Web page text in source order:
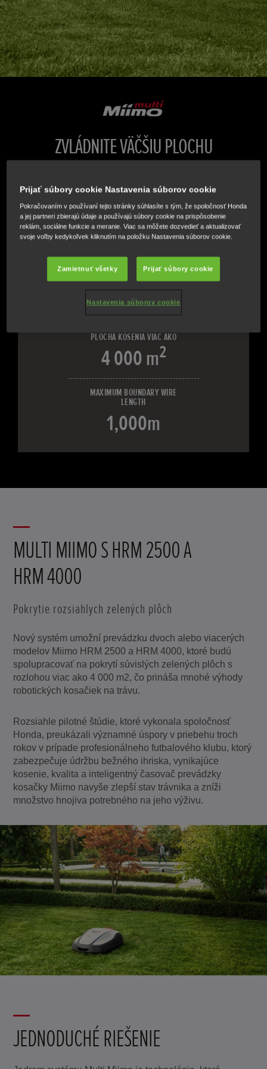
ZVLÁDNITE VÄČŠIU PLOCHU
spolupracovať pri spravovaní veľkých plôch trávy, ako sú
športové ihriská, parky a priestranné záhrady.
KOMPATIBILITA MODELOV
Miimo 2500 a
Miimo 4000
PLOCHA KOSENIA VIAC AKO
4 000 m2
MAXIMUM BOUNDARY WIRE
LENGTH
1,000m
MULTI MIIMO S HRM 2500 A
HRM 4000
Pokrytie rozsiahlych zelených plôch
Nový systém umožní prevádzku dvoch alebo viacerých
modelov Miimo HRM 2500 a HRM 4000, ktoré budú
spolupracovať na pokrytí súvislých zelených plôch s
rozlohou viac ako 4 000 m2, čo prináša mnohé výhody
robotických kosačiek na trávu.
Rozsiahle pilotné štúdie, ktoré vykonala spoločnosť
Honda, preukázali významné úspory v priebehu troch
rokov v prípade profesionálneho futbalového klubu, ktorý
zabezpečuje údržbu bežného ihriska, vynikajúce
kosenie, kvalita a inteligentný časovač prevádzky
kosačky Miimo navyše zlepší stav trávnika a zníži
množstvo hnojiva potrebného na jeho výživu.
JEDNODUCHÉ RIEŠENIE
Prijať súbory cookie Nastavenia súborov cookie
Pokračovaním v používaní tejto stránky súhlasíte s tým, že spoločnosť Honda
a jej partneri zbierajú údaje a používajú súbory cookie na prispôsobenie
reklám, sociálne funkcie a meranie. Viac sa môžete dozvedieť a aktualizovať
svoje voľby kedykoľvek kliknutím na položku Nastavenia súborov cookie.
Zamietnuť všetky Prijať súbory cookie
Nastavenia súborov cookie